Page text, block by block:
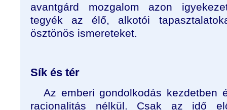
avantgárd mozgalom azon
tegyék az élő, alkotói
ösztönös ismereteket.
Sík és tér
Az emberi gondolkodás kezdetben
racionalitás nélkül. Csak az idő